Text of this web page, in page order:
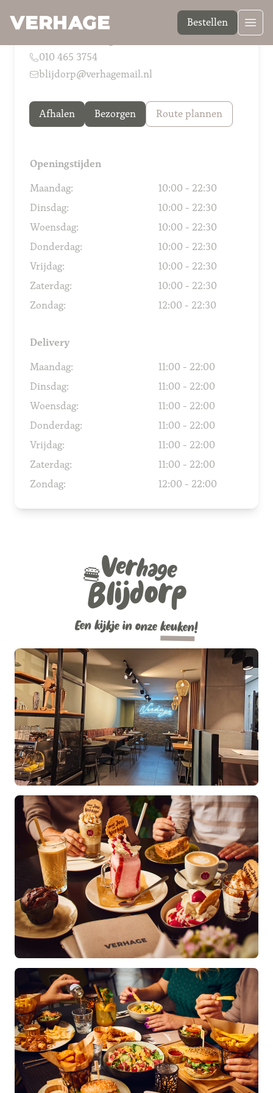
Bestellen
Verhage Blijdorp
010 465 3754
blijdorp@verhagemail.nl
Afhalen Bezorgen Route plannen
Openingstijden
Maandag:
10:00 - 22:30
Dinsdag:
10:00 - 22:30
Woensdag:
10:00 - 22:30
Donderdag:
10:00 - 22:30
Vrijdag:
10:00 - 22:30
Zaterdag:
10:00 - 22:30
Zondag:
12:00 - 22:30
Delivery
Maandag:
11:00 - 22:00
Dinsdag:
11:00 - 22:00
Woensdag:
11:00 - 22:00
Donderdag:
11:00 - 22:00
Vrijdag:
11:00 - 22:00
Zaterdag:
11:00 - 22:00
Zondag:
12:00 - 22:00
🍔Verhage
Blijdorp
Een kijkje in onzekeuken!